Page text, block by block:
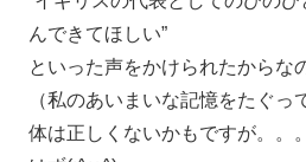
んできてほしい”
といった声をかけられたからな
（私のあいまいな記憶をたぐっ
体は正しくないかもですが。。